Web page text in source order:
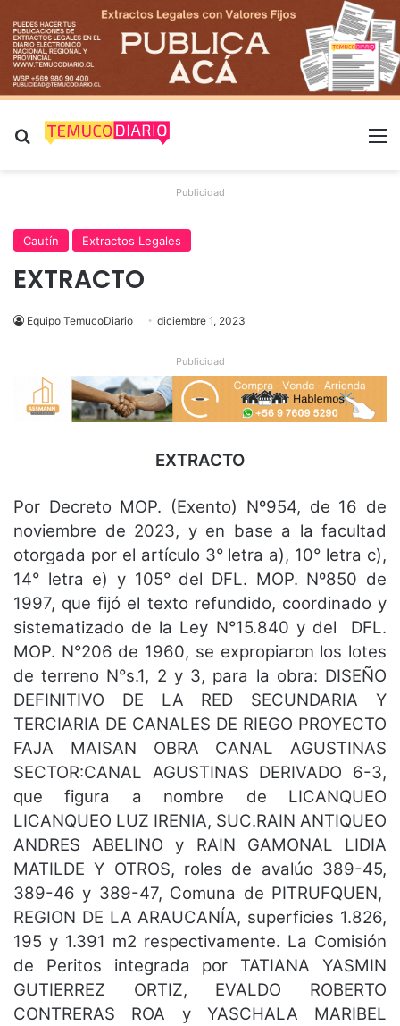
Buscar por
Publicidad
Cautín Extractos Legales
EXTRACTO
Equipo TemucoDiario diciembre 1, 2023
Publicidad
EXTRACTO
Por Decreto MOP. (Exento) Nº954, de 16 de
noviembre de 2023, y en base a la facultad
otorgada por el artículo 3° letra a), 10° letra c),
14° letra e) y 105° del DFL. MOP. Nº850 de
1997, que fijó el texto refundido, coordinado y
sistematizado de la Ley N°15.840 y del DFL.
MOP. N°206 de 1960, se expropiaron los lotes
de terreno N°s.1, 2 y 3, para la obra: DISEÑO
DEFINITIVO DE LA RED SECUNDARIA Y
TERCIARIA DE CANALES DE RIEGO PROYECTO
FAJA MAISAN OBRA CANAL AGUSTINAS
SECTOR:CANAL AGUSTINAS DERIVADO 6-3,
que figura a nombre de LICANQUEO
LICANQUEO LUZ IRENIA, SUC.RAIN ANTIQUEO
ANDRES ABELINO y RAIN GAMONAL LIDIA
MATILDE Y OTROS, roles de avalúo 389-45,
389-46 y 389-47, Comuna de PITRUFQUEN,
REGION DE LA ARAUCANÍA, superficies 1.826,
195 y 1.391 m2 respectivamente. La Comisión
de Peritos integrada por TATIANA YASMIN
GUTIERREZ ORTIZ, EVALDO ROBERTO
CONTRERAS ROA y YASCHALA MARIBEL